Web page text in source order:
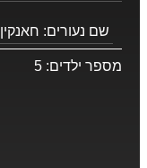
שם נעורים: חאנקין
מספר ילדים: 5